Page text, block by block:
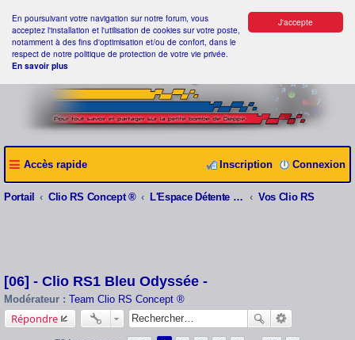
J'accepte
En poursuivant votre navigation sur notre forum, vous
acceptez l'installation et l'utilisation de cookies sur votre poste,
notamment à des fins d'optimisation et/ou de confort, dans le
respect de notre politique de protection de votre vie privée.
En savoir plus
Accès rapide Connexion
Inscription
Portail Clio RS Concept ® L'Espace Détente Clio RS Concept ® Vos Clio RS
[06] - Clio RS1 Bleu Odyssée -
Modérateur : Team Clio RS Concept ®
Répondre